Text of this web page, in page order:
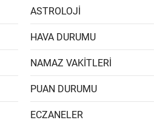
ASTROLOJİ
HAVA DURUMU
NAMAZ VAKİTLERİ
PUAN DURUMU
ECZANELER